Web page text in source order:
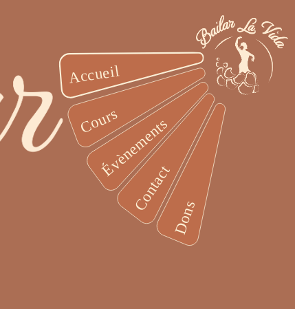
Cours
Évènements
Contact
Dons
Accueil